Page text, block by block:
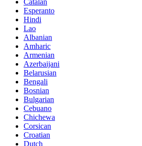
Catalan
Esperanto
Hindi
Lao
Albanian
Amharic
Armenian
Azerbaijani
Belarusian
Bengali
Bosnian
Bulgarian
Cebuano
Chichewa
Corsican
Croatian
Dutch